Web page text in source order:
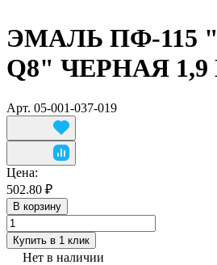
ЭМАЛЬ ПФ-115
Q8" ЧЕРНАЯ 1,9
Арт. 05-001-037-019
Цена:
502.80 ₽
В корзину
Купить в 1 клик
Нет в наличии